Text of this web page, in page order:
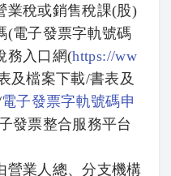
業稅或銷售稅課(股)
(電子發票字軌號碼
務入口網(https://ww
及檔案下載/書表及
電子發票字軌號碼申
發票整合服務平台
營業人總、分支機構